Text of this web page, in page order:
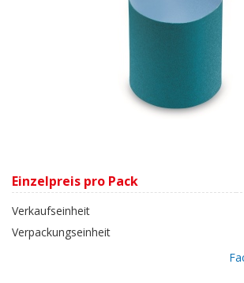
Einzelpreis pro Pack
Verkaufseinheit
Verpackungseinheit